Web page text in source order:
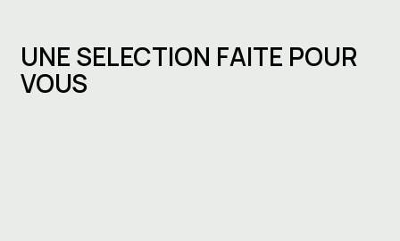
UNE SELECTION FAITE POUR
VOUS